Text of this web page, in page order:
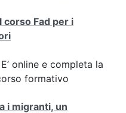
corso Fad per i
online e completa la
formativo
i migranti, un